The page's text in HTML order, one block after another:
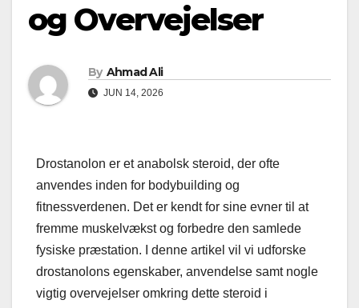
og Overvejelser
By Ahmad Ali
JUN 14, 2026
Drostanolon er et anabolsk steroid, der ofte
anvendes inden for bodybuilding og
fitnessverdenen. Det er kendt for sine evner til at
fremme muskelvækst og forbedre den samlede
fysiske præstation. I denne artikel vil vi udforske
drostanolons egenskaber, anvendelse samt nogle
vigtig overvejelser omkring dette steroid i